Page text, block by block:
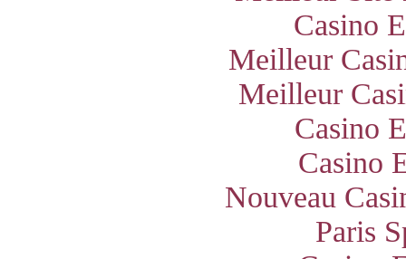
Casino
Meilleur
Meilleur
Casino
Casino
Nouveau
Paris